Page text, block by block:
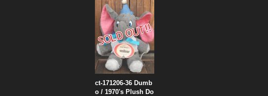
ct-171206-36 Dumb
o / 1970's Plush Do